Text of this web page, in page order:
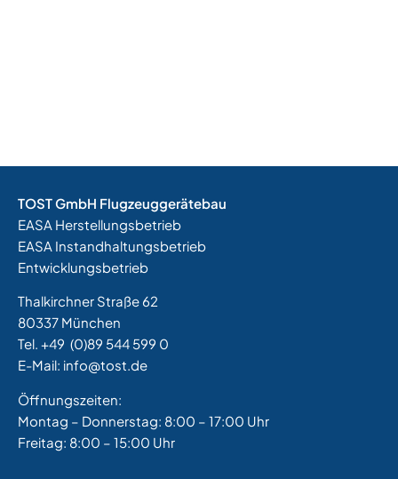
TOST GmbH Flugzeuggerätebau
EASA Herstellungsbetrieb
EASA Instandhaltungsbetrieb
Entwicklungsbetrieb
Thalkirchner Straße 62
80337 München
Tel. +49 (0)89 544 599 0
E-Mail: info@tost.de
Öffnungszeiten:
Montag – Donnerstag: 8:00 – 17:00 Uhr
Freitag: 8:00 – 15:00 Uhr